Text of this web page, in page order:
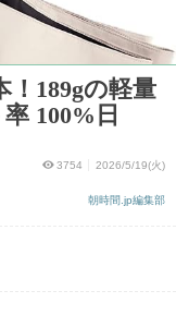
！189gの軽量
100%日
3754 2026/5/19(火)
朝時間.jp編集部